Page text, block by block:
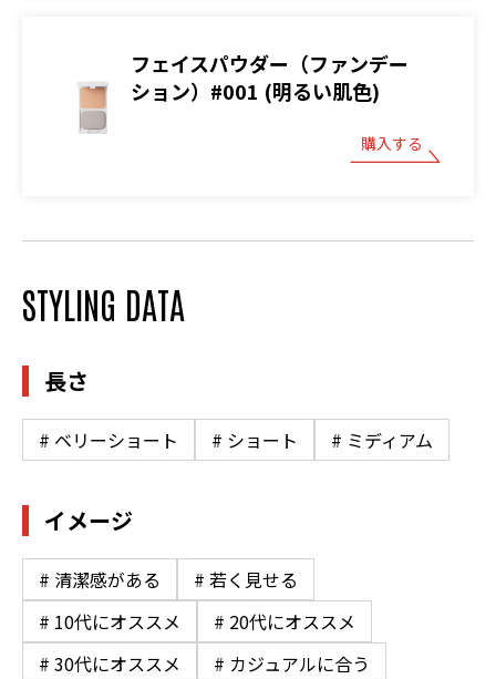
フェイスパウダー（ファンデー
ション）#001 (明るい肌色)
購入する
STYLING DATA
長さ
# ベリーショート # ショート # ミディアム
イメージ
# 清潔感がある
# 若く見せる
# 10代にオススメ
# 20代にオススメ
# 30代にオススメ
# カジュアルに合う